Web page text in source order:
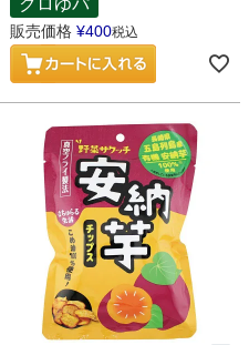
クロゆパ
販売価格 ¥400税込